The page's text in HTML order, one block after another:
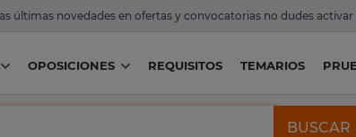
últimas novedades en ofertas y convocatorias no dudes activar
OPOSICIONES REQUISITOS TEMARIOS
BUSCAR